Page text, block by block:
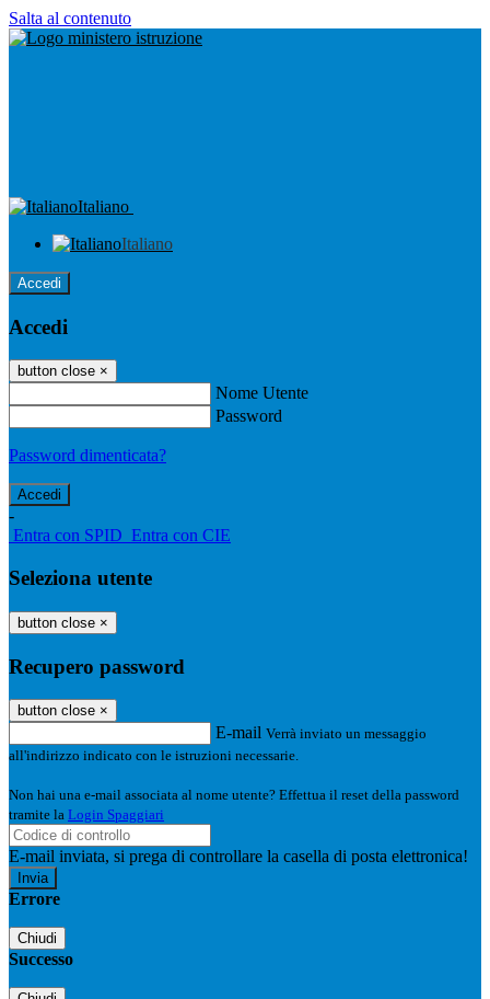
Salta al contenuto
Italiano
Italiano
Accedi
Accedi
button close ×
Nome Utente
Password
Password dimenticata?
-
Entra con SPID Entra con CIE
Seleziona utente
button close ×
Recupero password
button close ×
E-mail Verrà inviato un messaggio
all'indirizzo indicato con le istruzioni necessarie.
Non hai una e-mail associata al nome utente? Effettua il reset della password
tramite la Login Spaggiari
E-mail inviata, si prega di controllare la casella di posta elettronica!
Errore
Chiudi
Successo